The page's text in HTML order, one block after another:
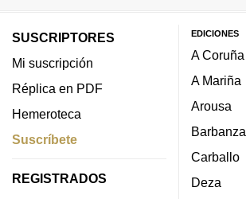
SUSCRIPTORES
Mi suscripción
Réplica en PDF
Hemeroteca
Suscríbete
REGISTRADOS
EDICIONES
A Coruña
A Mariña
Arousa
Barbanza
Carballo
Deza